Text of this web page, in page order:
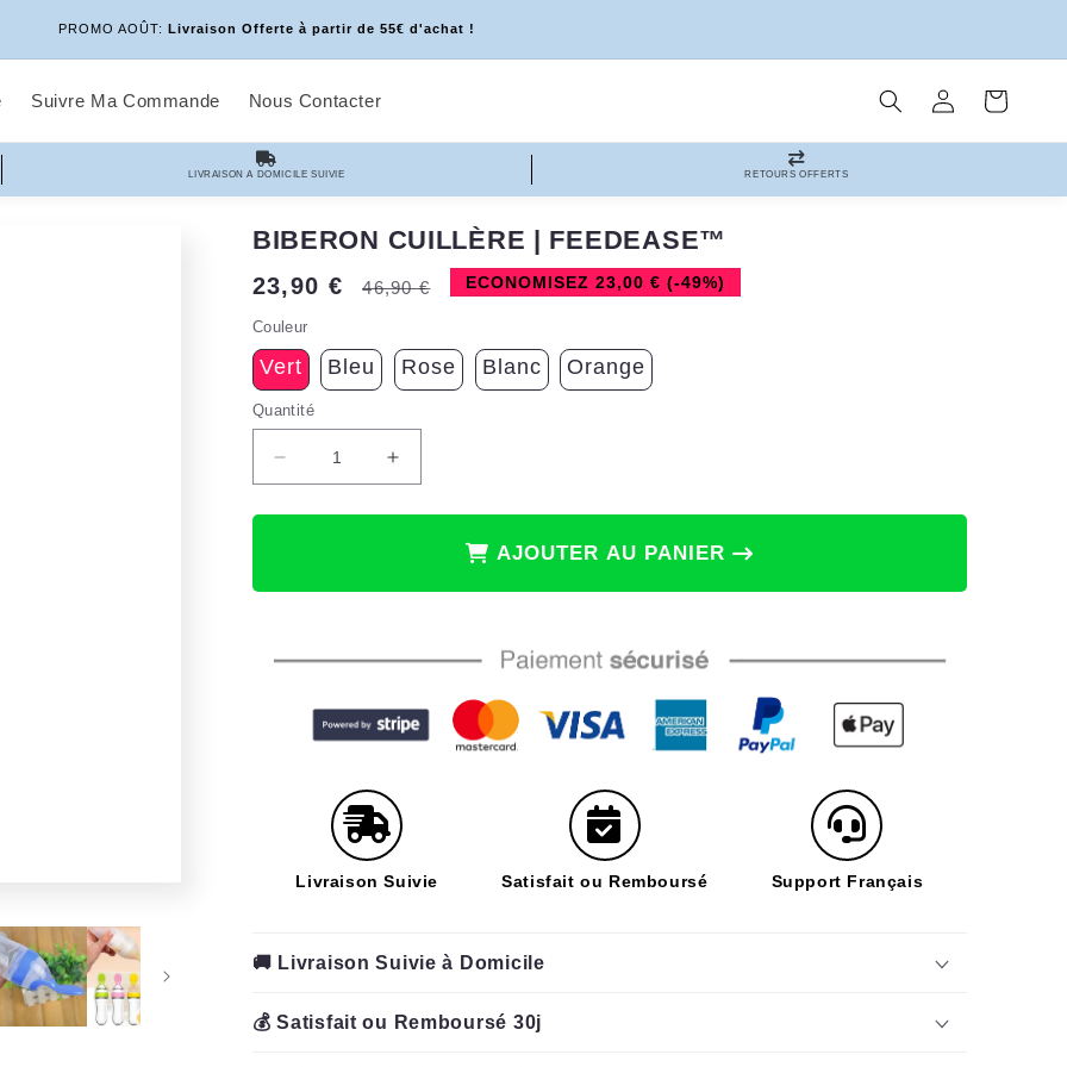
PROMO AOÛT: Livraison Offerte à partir de 55€ d'achat !
Suivre Ma Commande Nous Contacter ConnexionPanier
LIVRAISON A DOMICILE SUIVIE RETOURS OFFERTS
BIBERON CUILLÈRE | FEEDEASE™
Prix
promotionnel
23,90 €
Prix
46,90 € ECONOMISEZ 23,00 € (-49%)
Couleur
Vert Bleu Rose Blanc Orange
Quantité
Réduire
la
quantité
cuillère
Augmenter
la
quantité
cuillère
AJOUTER AU PANIER
Livraison Suivie Satisfait ou Remboursé Support Français
🚚 Livraison Suivie à Domicile
💰 Satisfait ou Remboursé 30j